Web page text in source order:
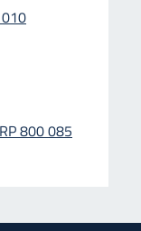
800 085